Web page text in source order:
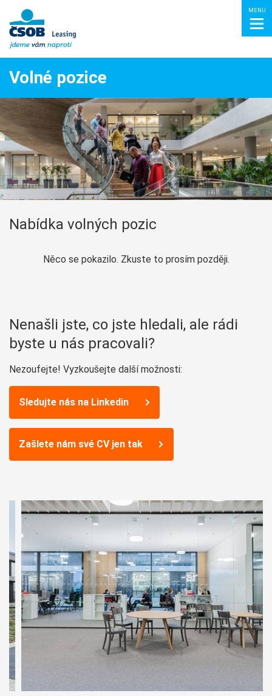
MENU
Volné pozice
Nabídka volných pozic
Něco se pokazilo. Zkuste to prosím později.
Nenašli jste, co jste hledali, ale rádi
byste u nás pracovali?
Nezoufejte! Vyzkoušejte další možnosti:
Sledujte nás na Linkedin
Zašlete nám své CV jen tak